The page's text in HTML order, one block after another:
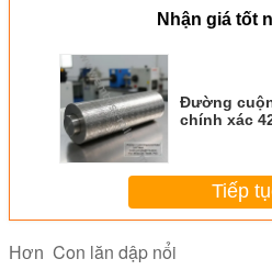
Nhận giá tốt
Đường
chính xác
PVC
Tiếp
Hơn Con lăn dập nổi